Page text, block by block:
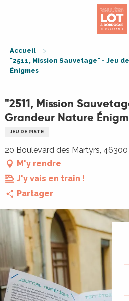
Accueil
"2511, Mission Sauvetage" - Jeu
Énigmes
"2511, Mission
Grandeur Nature
JEU DE PISTE
20 Boulevard des Martyrs,
M'y rendre
J'y vais en train !
Partager